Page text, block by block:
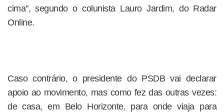
cima", segundo o colunista Lauro Jardim, do Radar
Online.
Caso contrário, o presidente do PSDB vai declarar
apoio ao movimento, mas como fez das outras vezes:
de casa, em Belo Horizonte, para onde viaja para